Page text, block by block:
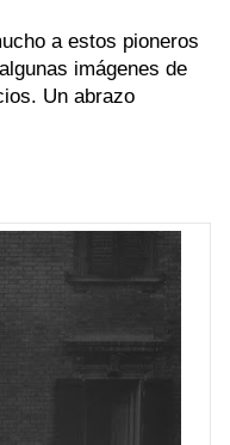
a estos pioneros
imágenes de
Un abrazo